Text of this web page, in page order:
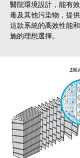
醫院環境設計，能有
毒及其他污染物，提
這款系統的高效性能
施的理想選擇。